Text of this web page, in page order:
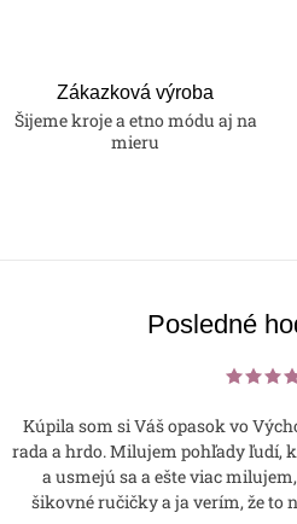
Zákazková výroba
Šijeme kroje a etno módu aj na
mieru
Posledné
Kúpila som si Váš opasok vo
rada a hrdo. Milujem pohľady ľudí,
a usmejú sa a ešte viac
šikovné ručičky a ja verím, že to